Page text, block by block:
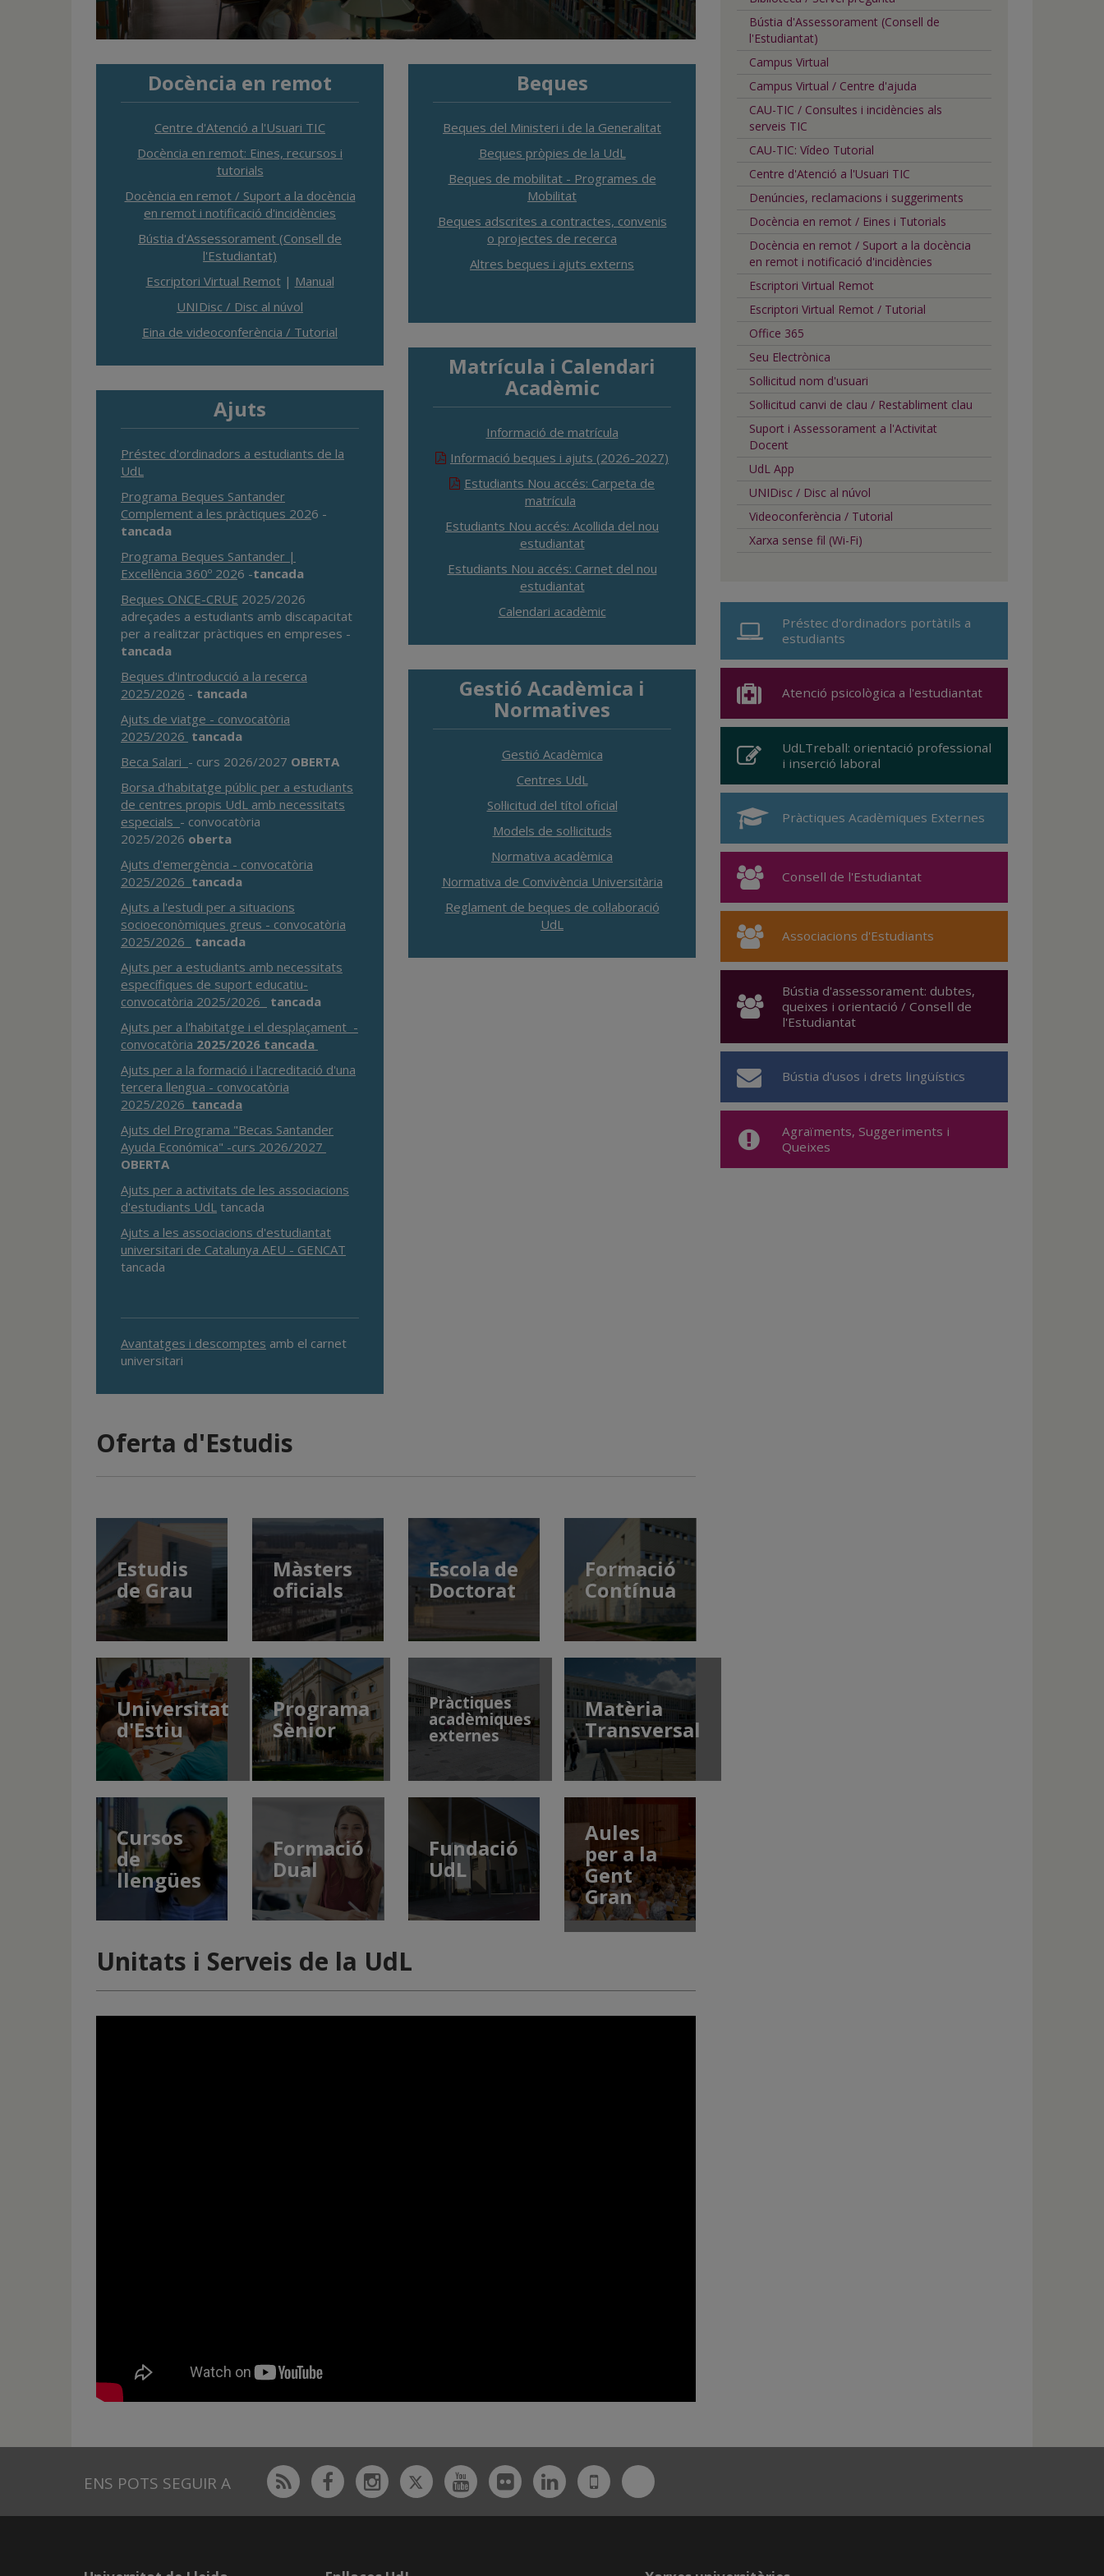
Docència en remot
Centre d'Atenció a l'Usuari TIC
Docència en remot: Eines, recursos i
tutorials
Docència en remot / Suport a la docència
en remot i notificació d'incidències
Bústia d'Assessorament (Consell de
l'Estudiantat)
Escriptori Virtual Remot| Manual
UNIDisc / Disc al núvol
Eina de videoconferència / Tutorial
Ajuts
Préstec d'ordinadors a estudiants de la
UdL
Programa Beques Santander
Complement a les pràctiques 2026 -
tancada
Programa Beques Santander |
Excel·lència 360º 2026 -tancada
Beques ONCE-CRUE 2025/2026
adreçades a estudiants amb discapacitat
per a realitzar pràctiques en empreses -
tancada
Beques d'introducció a la recerca
2025/2026 - tancada
Ajuts de viatge - convocatòria
2025/2026 tancada
Beca Salari - curs 2026/2027 OBERTA
Borsa d'habitatge públic per a estudiants
de centres propis UdL amb necessitats
especials - convocatòria
2025/2026 oberta
Ajuts d'emergència - convocatòria
2025/2026 tancada
Ajuts a l'estudi per a situacions
socioeconòmiques greus - convocatòria
2025/2026
tancada
Ajuts per a estudiants amb necessitats
específiques de suport educatiu-
convocatòria 2025/2026
tancada
Ajuts per a l'habitatge i el desplaçament -
convocatòria 2025/2026 tancada
Ajuts per a la formació i l'acreditació d'una
tercera llengua - convocatòria
2025/2026 tancada
Ajuts del Programa "Becas Santander
Ayuda Económica" -curs 2026/2027
OBERTA
Ajuts per a activitats de les associacions
d'estudiants UdL tancada
Ajuts a les associacions d'estudiantat
universitari de Catalunya AEU - GENCAT
tancada
Avantatges i descomptes amb el carnet
universitari
Beques
Beques del Ministeri i de la Generalitat
Beques pròpies de la UdL
Beques de mobilitat - Programes de
Mobilitat
Beques adscrites a contractes, convenis
o projectes de recerca
Altres beques i ajuts externs
Matrícula i Calendari
Acadèmic
Informació de matrícula
Informació beques i ajuts (2026-2027)
Estudiants Nou accés: Carpeta de
matrícula
Estudiants Nou accés: Acollida del nou
estudiantat
Estudiants Nou accés: Carnet del nou
estudiantat
Calendari acadèmic
Gestió Acadèmica i
Normatives
Gestió Acadèmica
Centres UdL
Sol·licitud del títol oficial
Models de sol·licituds
Normativa acadèmica
Normativa de Convivència Universitària
Reglament de beques de col·laboració
UdL
Oferta d'Estudis
Estudis
de Grau
Màsters
oficials
Escola de
Doctorat
Formació
Contínua
Universitat
d'Estiu
Cursos
de
llengües
Programa
Sènior
Formació
Dual
Pràctiques
acadèmiques
externes
Fundació
UdL
Matèria
Transversal
Aules
per a la
Gent
Gran
Unitats i Serveis de la UdL
Bústia d'Assessorament (Consell de
l'Estudiantat)
Campus Virtual
Campus Virtual / Centre d'ajuda
CAU-TIC / Consultes i incidències als
serveis TIC
CAU-TIC: Vídeo Tutorial
Centre d'Atenció a l'Usuari TIC
Denúncies, reclamacions i suggeriments
Docència en remot / Eines i Tutorials
Docència en remot / Suport a la docència
en remot i notificació d'incidències
Escriptori Virtual Remot
Escriptori Virtual Remot / Tutorial
Office 365
Seu Electrònica
Sol·licitud nom d'usuari
Sol·licitud canvi de clau / Restabliment clau
Suport i Assessorament a l'Activitat
Docent
UdL App
UNIDisc / Disc al núvol
Videoconferència / Tutorial
Xarxa sense fil (Wi-Fi)
Préstec d'ordinadors portàtils a
estudiants
Atenció psicològica a l'estudiantat
UdLTreball: orientació professional
i inserció laboral
Pràctiques Acadèmiques Externes
Consell de l'Estudiantat
Associacions d'Estudiants
Bústia d'assessorament: dubtes,
queixes i orientació / Consell de
l'Estudiantat
Bústia d'usos i drets lingüístics
Agraïments, Suggeriments i
Queixes
ENS POTS SEGUIR A Rss FacebookInstagram
TwitterYoutubeFlickrLinkedin
UdL
App
Bluesky